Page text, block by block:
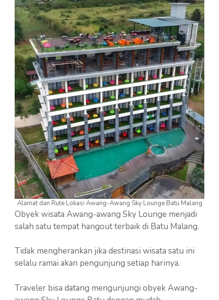
Alamat dan Rute Lokasi Awang-Awang Sky Lounge Batu Malang
Obyek wisata Awang-awang Sky Lounge menjadi
salah satu tempat hangout terbaik di Batu Malang.
Tidak mengherankan jika destinasi wisata satu ini
selalu ramai akan pengunjung setiap harinya.
Traveler bisa datang mengunjungi obyek Awang-